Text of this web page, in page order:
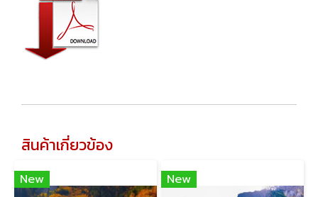
สินค้าเกี่ยวข้อง
New New